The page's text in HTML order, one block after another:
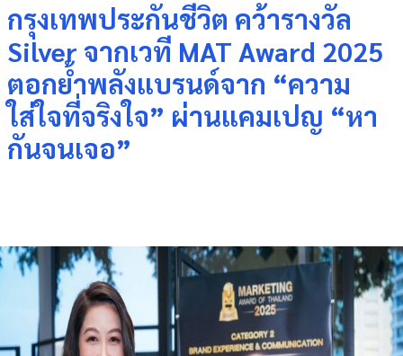
กรุงเทพประกันชีวิต คว้ารางวัล
Silver จากเวที MAT Award 2025
ตอกย้ำพลังแบรนด์จาก “ความ
ใส่ใจที่จริงใจ” ผ่านแคมเปญ “หา
กันจนเจอ”